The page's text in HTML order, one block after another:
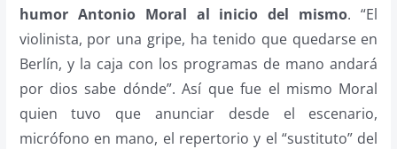
humor Antonio Moral al inicio del mismo. “El
violinista, por una gripe, ha tenido que quedarse en
Berlín, y la caja con los programas de mano andará
por dios sabe dónde”. Así que fue el mismo Moral
quien tuvo que anunciar desde el escenario,
micrófono en mano, el repertorio y el “sustituto” del